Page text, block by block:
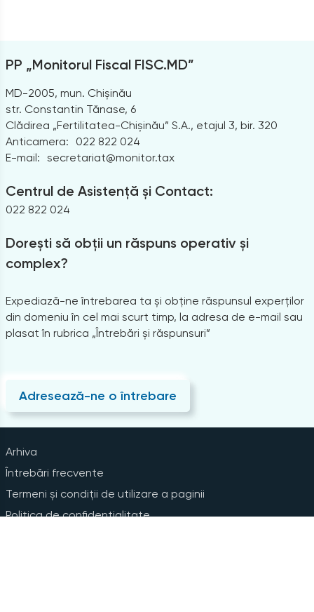
PP „Monitorul Fiscal FISC.MD”
MD-2005, mun. Chișinău
str. Constantin Tănase, 6
Clădirea „Fertilitatea-Chișinău” S.A., etajul 3, bir. 320
Anticamera:
022 822 024
E-mail: secretariat@monitor.tax
Centrul de Asistență și Contact:
022 822 024
Dorești să obții un răspuns operativ și
complex?
Expediază-ne întrebarea ta și obține răspunsul experților
din domeniu în cel mai scurt timp, la adresa de e-mail sau
plasat în rubrica „Întrebări și răspunsuri”
Adresează-ne o întrebare
Arhiva
Întrebări frecvente
Termeni și condiții de utilizare a paginii
Politica de confidențialitate